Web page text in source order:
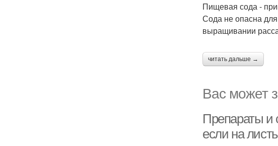
Пищевая сода -
Сода не опасна
выращивании
читать дальше →
Вас может
Препараты и
если на